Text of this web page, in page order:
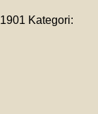
Kategori: